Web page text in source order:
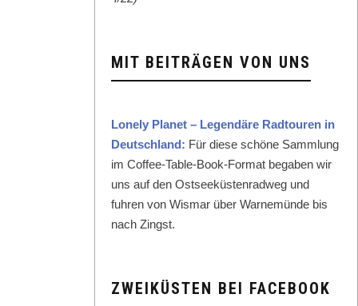
MIT BEITRÄGEN VON UNS
Lone­ly Plan­et – Leg­endäre Rad­touren in
Deutsch­land: Für diese schöne Samm­lung
im Cof­fee-Table-Book-For­mat begaben wir
uns auf den Ost­seeküsten­rad­weg und
fuhren von Wis­mar über Warnemünde bis
nach Zingst.
ZWEIKÜSTEN BEI FACEBOOK